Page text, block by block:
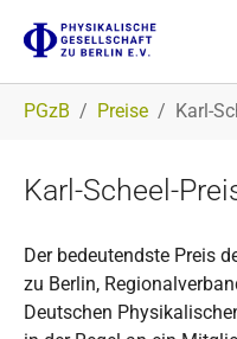
PGzB Preise Karl-
Karl-Scheel-
Der bedeutendste Preis
zu Berlin,
Deutschen